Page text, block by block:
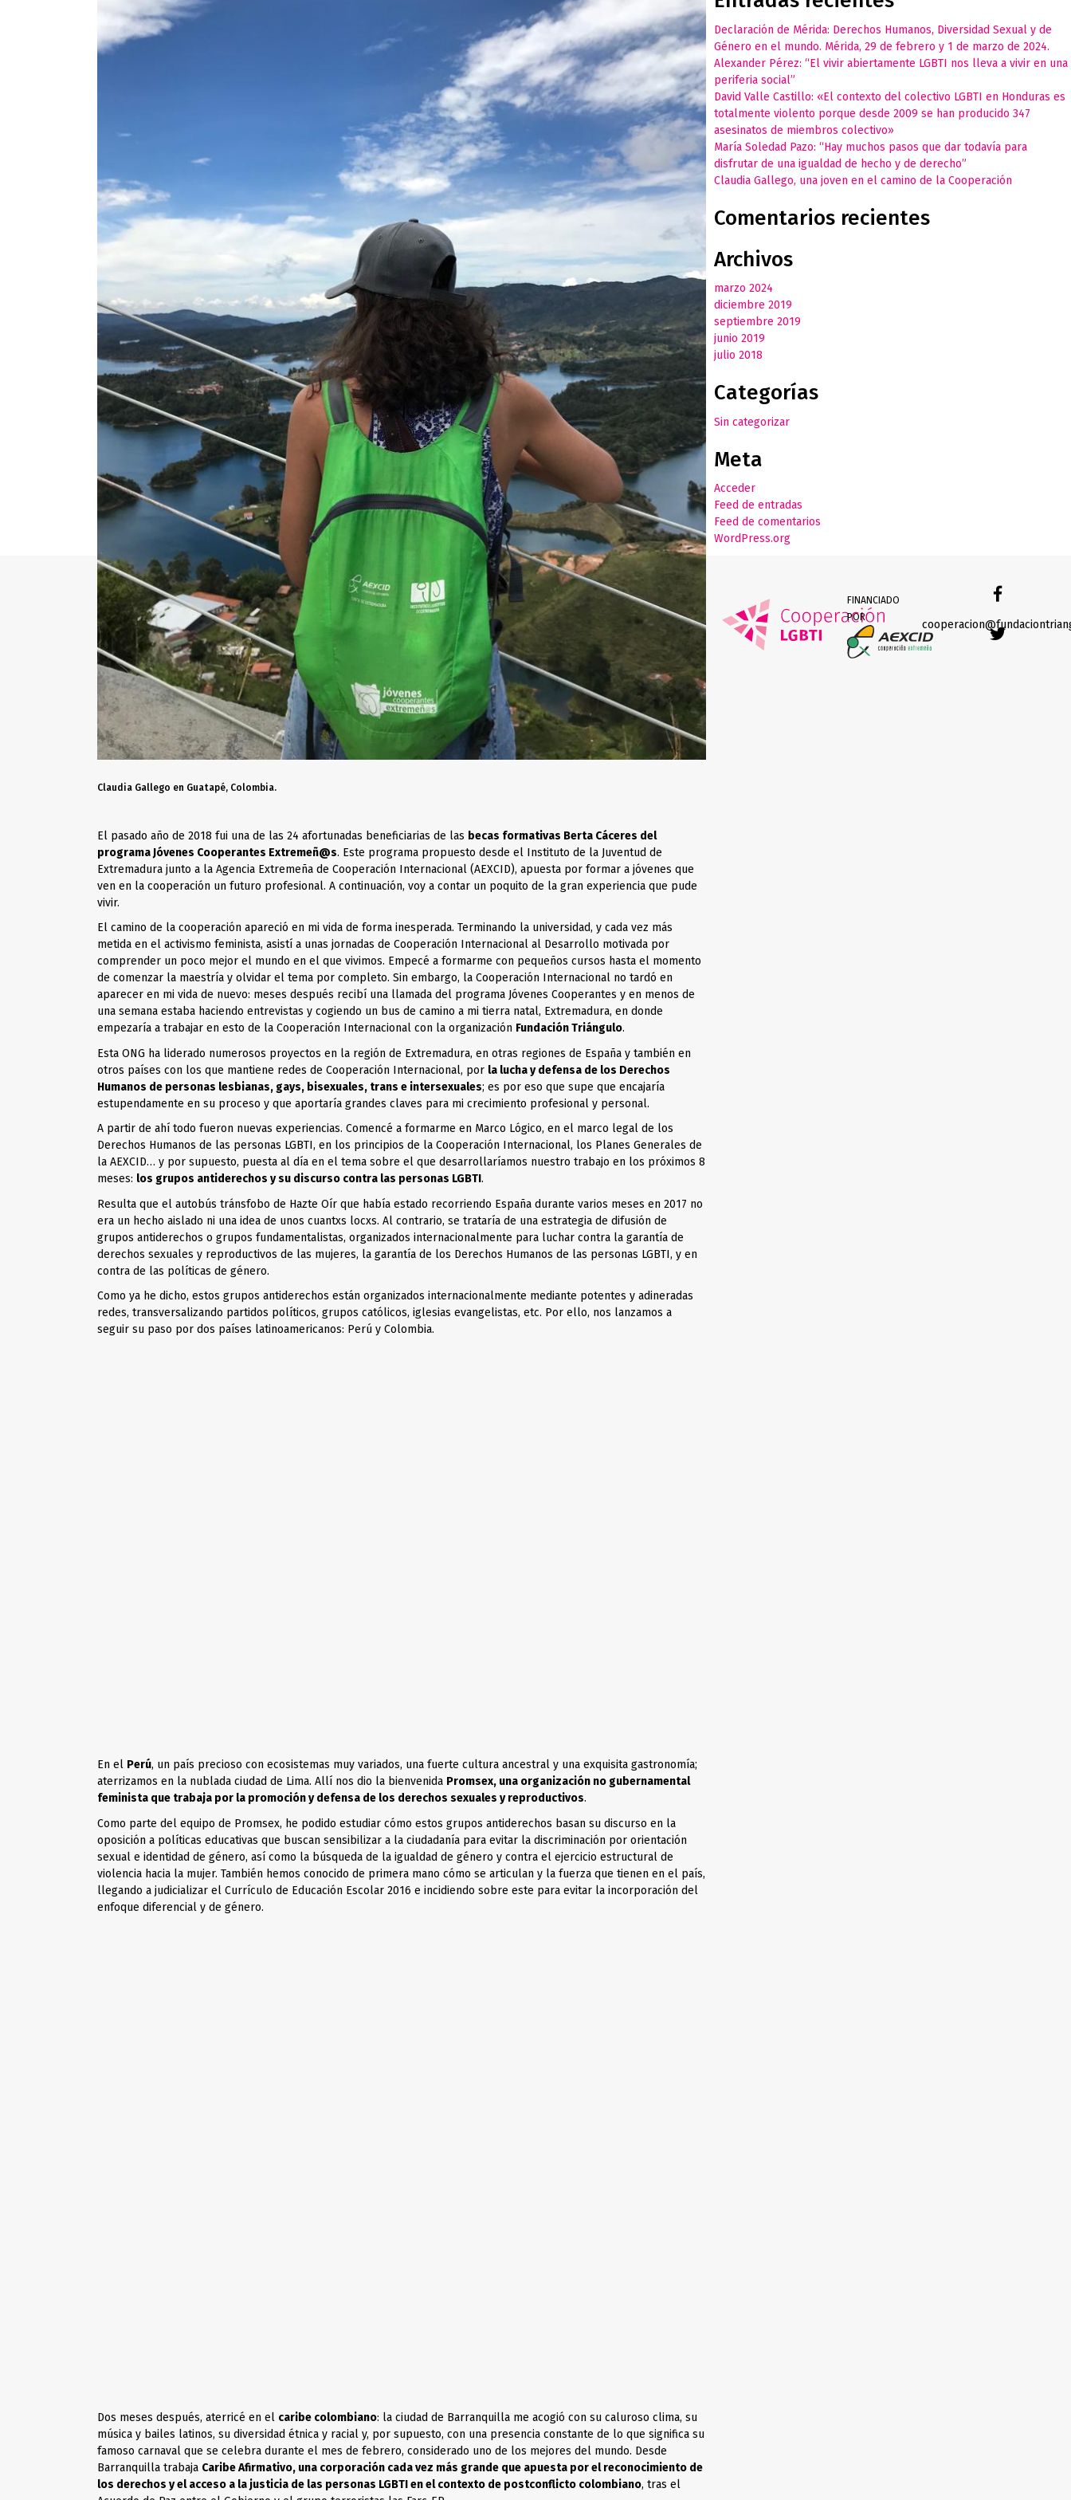
Claudia Gallego en Guatapé, Colombia.
El pasado año de 2018 fui una de las 24 afortunadas beneficiarias de las becas formativas Berta Cáceres del
programa Jóvenes Cooperantes Extremeñ@s. Este programa propuesto desde el Instituto de la Juventud de
Extremadura junto a la Agencia Extremeña de Cooperación Internacional (AEXCID), apuesta por formar a jóvenes que
ven en la cooperación un futuro profesional. A continuación, voy a contar un poquito de la gran experiencia que pude
vivir.
El camino de la cooperación apareció en mi vida de forma inesperada. Terminando la universidad, y cada vez más
metida en el activismo feminista, asistí a unas jornadas de Cooperación Internacional al Desarrollo motivada por
comprender un poco mejor el mundo en el que vivimos. Empecé a formarme con pequeños cursos hasta el momento
de comenzar la maestría y olvidar el tema por completo. Sin embargo, la Cooperación Internacional no tardó en
aparecer en mi vida de nuevo: meses después recibí una llamada del programa Jóvenes Cooperantes y en menos de
una semana estaba haciendo entrevistas y cogiendo un bus de camino a mi tierra natal, Extremadura, en donde
empezaría a trabajar en esto de la Cooperación Internacional con la organización Fundación Triángulo.
Esta ONG ha liderado numerosos proyectos en la región de Extremadura, en otras regiones de España y también en
otros países con los que mantiene redes de Cooperación Internacional, por la lucha y defensa de los Derechos
Humanos de personas lesbianas, gays, bisexuales, trans e intersexuales; es por eso que supe que encajaría
estupendamente en su proceso y que aportaría grandes claves para mi crecimiento profesional y personal.
A partir de ahí todo fueron nuevas experiencias. Comencé a formarme en Marco Lógico, en el marco legal de los
Derechos Humanos de las personas LGBTI, en los principios de la Cooperación Internacional, los Planes Generales de
la AEXCID… y por supuesto, puesta al día en el tema sobre el que desarrollaríamos nuestro trabajo en los próximos 8
meses: los grupos antiderechos y su discurso contra las personas LGBTI.
Resulta que el autobús tránsfobo de Hazte Oír que había estado recorriendo España durante varios meses en 2017 no
era un hecho aislado ni una idea de unos cuantxs locxs. Al contrario, se trataría de una estrategia de difusión de
grupos antiderechos o grupos fundamentalistas, organizados internacionalmente para luchar contra la garantía de
derechos sexuales y reproductivos de las mujeres, la garantía de los Derechos Humanos de las personas LGBTI, y en
contra de las políticas de género.
Como ya he dicho, estos grupos antiderechos están organizados internacionalmente mediante potentes y adineradas
redes, transversalizando partidos políticos, grupos católicos, iglesias evangelistas, etc. Por ello, nos lanzamos a
seguir su paso por dos países latinoamericanos: Perú y Colombia.
En el Perú, un país precioso con ecosistemas muy variados, una fuerte cultura ancestral y una exquisita gastronomía;
aterrizamos en la nublada ciudad de Lima. Allí nos dio la bienvenida Promsex, una organización no gubernamental
feminista que trabaja por la promoción y defensa de los derechos sexuales y reproductivos.
Como parte del equipo de Promsex, he podido estudiar cómo estos grupos antiderechos basan su discurso en la
oposición a políticas educativas que buscan sensibilizar a la ciudadanía para evitar la discriminación por orientación
sexual e identidad de género, así como la búsqueda de la igualdad de género y contra el ejercicio estructural de
violencia hacia la mujer. También hemos conocido de primera mano cómo se articulan y la fuerza que tienen en el país,
llegando a judicializar el Currículo de Educación Escolar 2016 e incidiendo sobre este para evitar la incorporación del
enfoque diferencial y de género.
Dos meses después, aterricé en el caribe colombiano: la ciudad de Barranquilla me acogió con su caluroso clima, su
música y bailes latinos, su diversidad étnica y racial y, por supuesto, con una presencia constante de lo que significa su
famoso carnaval que se celebra durante el mes de febrero, considerado uno de los mejores del mundo. Desde
Barranquilla trabaja Caribe Afirmativo, una corporación cada vez más grande que apuesta por el reconocimiento de
los derechos y el acceso a la justicia de las personas LGBTI en el contexto de postconflicto colombiano, tras el
Declaración de Mérida: Derechos Humanos, Diversidad Sexual y de
Género en el mundo. Mérida, 29 de febrero y 1 de marzo de 2024.
Alexander Pérez: “El vivir abiertamente LGBTI nos lleva a vivir en una
periferia social”
David Valle Castillo: «El contexto del colectivo LGBTI en Honduras es
totalmente violento porque desde 2009 se han producido 347
asesinatos de miembros colectivo»
María Soledad Pazo: “Hay muchos pasos que dar todavía para
disfrutar de una igualdad de hecho y de derecho”
Claudia Gallego, una joven en el camino de la Cooperación
Comentarios recientes
Archivos
marzo 2024
diciembre 2019
septiembre 2019
junio 2019
julio 2018
Categorías
Sin categorizar
Meta
Acceder
Feed de entradas
Feed de comentarios
WordPress.org
FINANCIADO
POR